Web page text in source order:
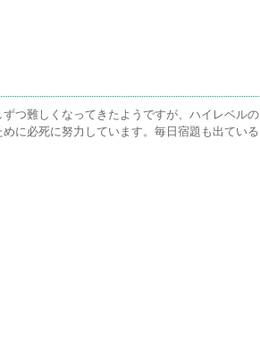
つ難しくなってきたようですが、ハイレベルの
に必死に努力しています。毎日宿題も出ている